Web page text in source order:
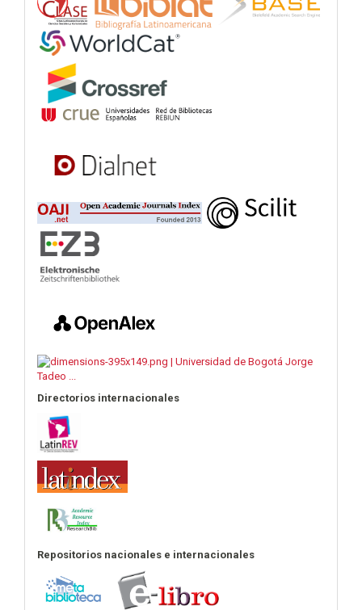
Directorios internacionales
Repositorios nacionales e internacionales